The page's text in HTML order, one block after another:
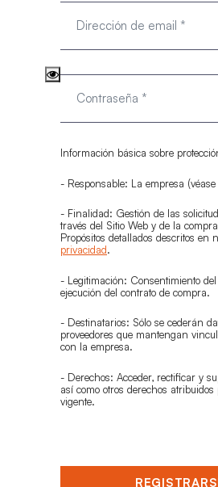
Información básica sobre
- Responsable: La empresa
- Finalidad: Gestión de las
través del Sitio Web y de la
Propósitos detallados descritos en
privacidad.
- Legitimación: Consentimiento
ejecución del contrato de compra.
- Destinatarios: Sólo se cederán
proveedores que mantengan
con la empresa.
- Derechos: Acceder, rectificar y
así como otros derechos
vigente.